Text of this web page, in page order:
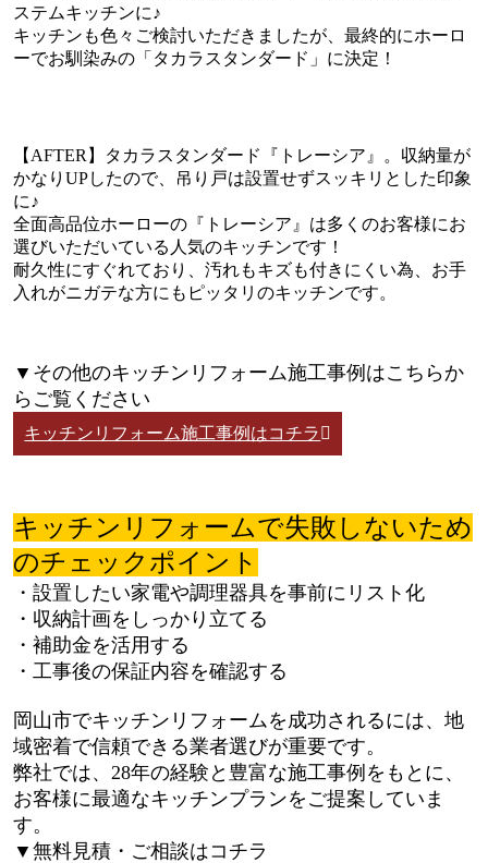
ステムキッチンに♪
キッチンも色々ご検討いただきましたが、最終的にホーロ
ーでお馴染みの「タカラスタンダード」に決定！
【AFTER】タカラスタンダード『トレーシア』。収納量が
かなりUPしたので、吊り戸は設置せずスッキリとした印象
に♪
全面高品位ホーローの『トレーシア』は多くのお客様にお
選びいただいている人気のキッチンです！
耐久性にすぐれており、汚れもキズも付きにくい為、お手
入れがニガテな方にもピッタリのキッチンです。
▼その他のキッチンリフォーム施工事例はこちらか
らご覧ください
キッチンリフォーム施工事例はコチラ
キッチンリフォームで失敗しないため
のチェックポイント
・設置したい家電や調理器具を事前にリスト化
・収納計画をしっかり立てる
・補助金を活用する
・工事後の保証内容を確認する
岡山市でキッチンリフォームを成功されるには、地
域密着で信頼できる業者選びが重要です。
弊社では、28年の経験と豊富な施工事例をもとに、
お客様に最適なキッチンプランをご提案していま
す。
▼無料見積・ご相談はコチラ